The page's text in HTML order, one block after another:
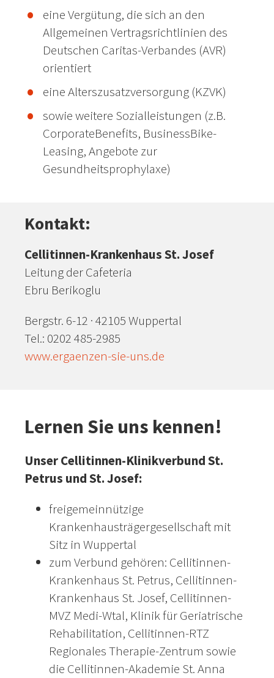
eine Vergütung, die sich an den
Allgemeinen Vertragsrichtlinien des
Deutschen Caritas-Verbandes (AVR)
orientiert
eine Alterszusatzversorgung (KZVK)
sowie weitere Sozialleistungen (z.B.
CorporateBenefits, BusinessBike-
Leasing, Angebote zur
Gesundheitsprophylaxe)
Kontakt:
Cellitinnen-Krankenhaus St. Josef
Leitung der Cafeteria
Ebru Berikoglu
Bergstr. 6-12 · 42105 Wuppertal
Tel.: 0202 485-2985
www.ergaenzen-sie-uns.de
Lernen Sie uns kennen!
Unser Cellitinnen-Klinikverbund St.
Petrus und St. Josef:
freigemeinnützige
Krankenhausträgergesellschaft mit
Sitz in Wuppertal
zum Verbund gehören: Cellitinnen-
Krankenhaus St. Petrus, Cellitinnen-
Krankenhaus St. Josef, Cellitinnen-
MVZ Medi-Wtal, Klinik für Geriatrische
Rehabilitation, Cellitinnen-RTZ
Regionales Therapie-Zentrum sowie
die Cellitinnen-Akademie St. Anna